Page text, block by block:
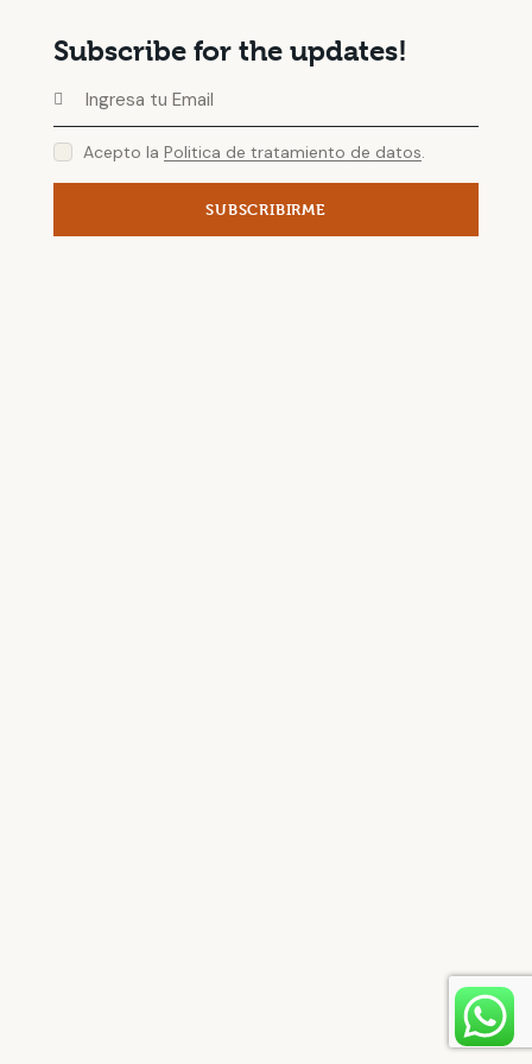
Subscribe for the updates!
SUBSCRIBIRME
Acepto la Politica de tratamiento de datos.